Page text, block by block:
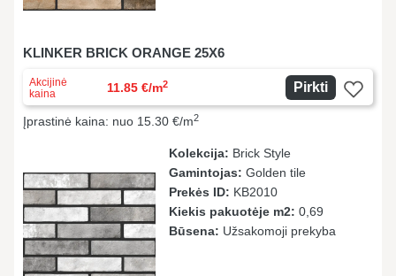
KLINKER BRICK ORANGE 25X6
Akcijinė
kaina
11.85 €/m2 Pirkti
Įprastinė kaina: nuo 15.30 €/m2
Kolekcija: Brick Style
Gamintojas: Golden tile
Prekės ID: KB2010
Kiekis pakuotėje m2: 0,69
Būsena: Užsakomoji prekyba